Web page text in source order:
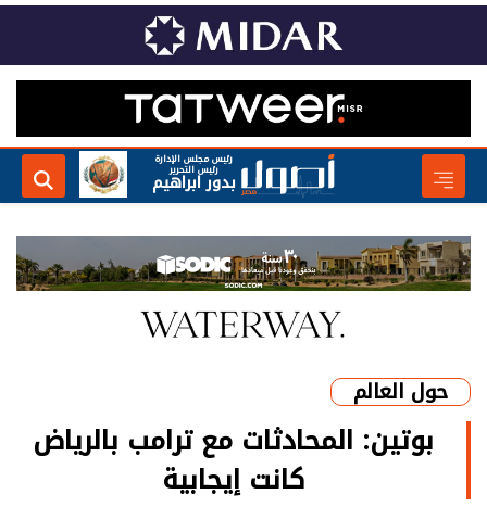
رئيس مجلس الإدارة
رئيس التحرير
بدور ابراهيم
حول العالم
بوتين: المحادثات مع ترامب بالرياض
كانت إيجابية